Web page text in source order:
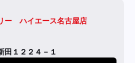
ー ハイエース名古屋店
田１２２４－１